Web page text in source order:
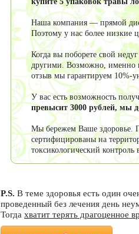
Наша компания — прямой
Поэтому у нас более низкие
Когда вы поборете свой
другими. Возможно, именно
отзыв мы гарантируем 10%-
У вас есть возможность
превысит 3000 рублей, мы
Мы бережем Ваше здоровье.
сертифицированы на
токсикологический контроль
P.S. В теме здоровья есть один
проведенный без лечения день
Тогда хватит терять драгоценное